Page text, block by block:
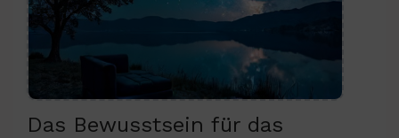
Das Bewusstsein für das